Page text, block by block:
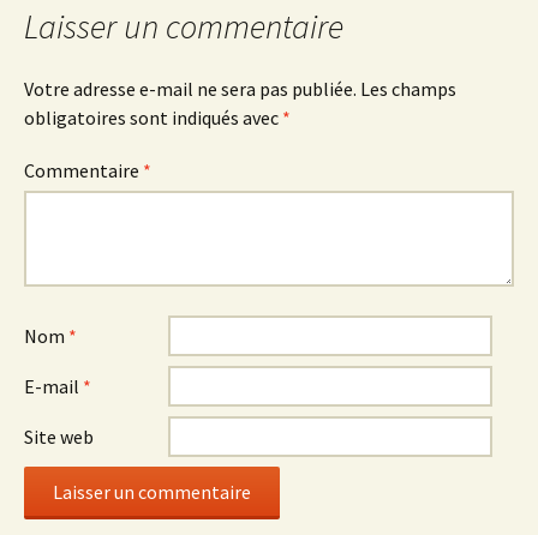
Laisser un commentaire
Votre adresse e-mail ne sera pas publiée. Les champs
obligatoires sont indiqués avec *
Commentaire *
Nom *
E-mail *
Site web